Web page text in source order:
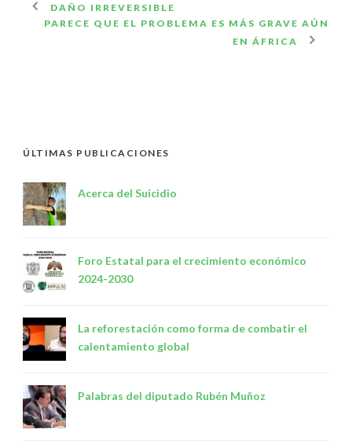
DAÑO IRREVERSIBLE
PARECE QUE EL PROBLEMA ES MÁS GRAVE AÚN
EN ÁFRICA
ÚLTIMAS PUBLICACIONES
Acerca del Suicidio
Foro Estatal para el crecimiento económico
2024-2030
La reforestación como forma de combatir el
calentamiento global
Palabras del diputado Rubén Muñoz